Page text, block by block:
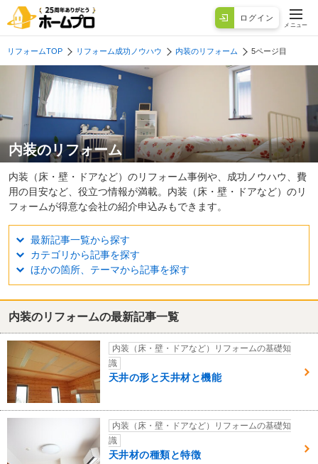
ログイン
メニュー
リフォームTOP リフォーム成功ノウハウ 内装のリフォーム 5ページ目
内装のリフォーム
内装（床・壁・ドアなど）のリフォーム事例や、成功ノウハウ、費
用の目安など、役立つ情報が満載。内装（床・壁・ドアなど）のリ
フォームが得意な会社の紹介申込みもできます。
最新記事一覧から探す
カテゴリから記事を探す
ほかの箇所、テーマから記事を探す
内装のリフォームの最新記事一覧
内装（床・壁・ドアなど）リフォームの基礎知
識
天井の形と天井材と機能
内装（床・壁・ドアなど）リフォームの基礎知
識
天井材の種類と特徴